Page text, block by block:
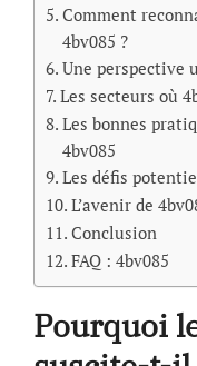
Comment
4bv085 ?
Une perspective
Les secteurs où
Les bonnes
4bv085
Les défis
L’avenir de
Conclusion
FAQ : 4bv085
Pourquoi